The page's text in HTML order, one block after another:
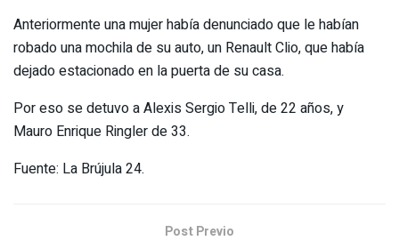
Anteriormente una mujer había denunciado que le habían
robado una mochila de su auto, un Renault Clio, que había
dejado estacionado en la puerta de su casa.
Por eso se detuvo a Alexis Sergio Telli, de 22 años, y
Mauro Enrique Ringler de 33.
Fuente: La Brújula 24.
Post Previo